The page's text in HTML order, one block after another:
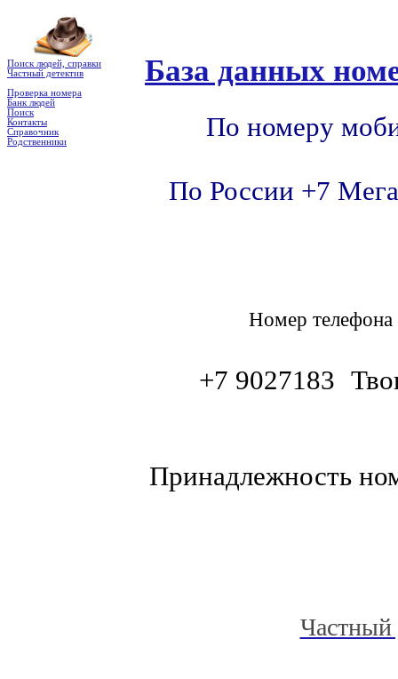
Поиск людей, справки
Частный детектив
Проверка номера
Банк людей
Поиск
Контакты
Справочник
Родственники
База данных
По номеру
По России +7
Номер
+7 9027183
Принадлежность
Частный